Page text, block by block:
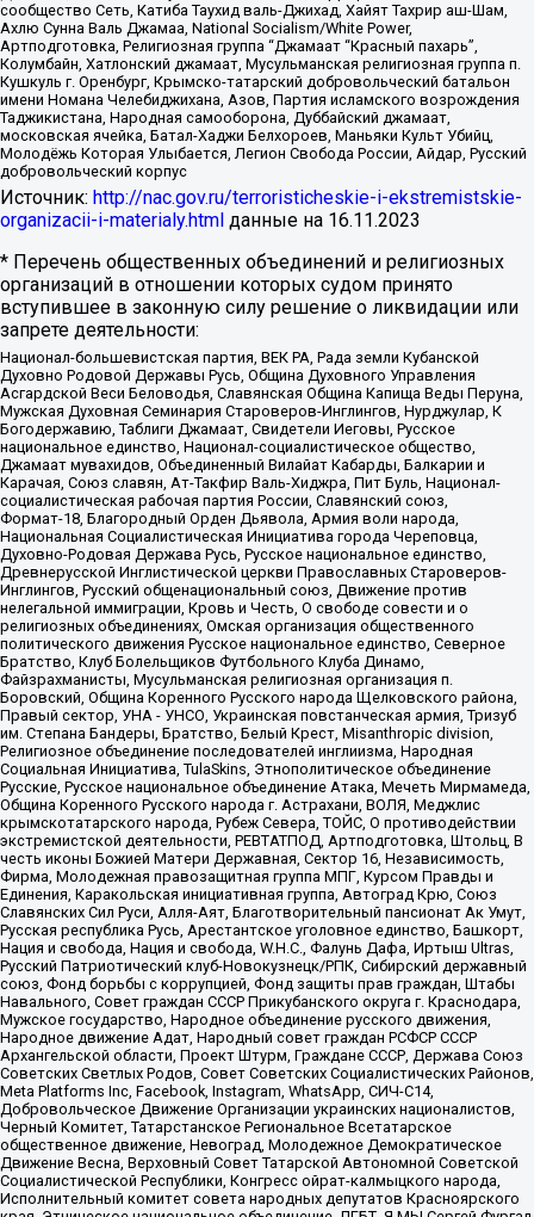
сообщество Сеть, Катиба Таухид валь-Джихад, Хайят Тахрир аш-Шам,
Ахлю Сунна Валь Джамаа, National Socialism/White Power,
Артподготовка, Религиозная группа “Джамаат “Красный пахарь”,
Колумбайн, Хатлонский джамаат, Мусульманская религиозная группа п.
Кушкуль г. Оренбург, Крымско-татарский добровольческий батальон
имени Номана Челебиджихана, Азов, Партия исламского возрождения
Таджикистана, Народная самооборона, Дуббайский джамаат,
московская ячейка, Батал-Хаджи Белхороев, Маньяки Культ Убийц,
Молодёжь Которая Улыбается, Легион Свобода России, Айдар, Русский
добровольческий корпус
Источник: http://nac.gov.ru/terroristicheskie-i-ekstremistskie-
organizacii-i-materialy.html данные на 16.11.2023
* Перечень общественных объединений и религиозных
организаций в отношении которых судом принято
вступившее в законную силу решение о ликвидации или
запрете деятельности:
Национал-большевистская партия, ВЕК РА, Рада земли Кубанской
Духовно Родовой Державы Русь, Община Духовного Управления
Асгардской Веси Беловодья, Славянская Община Капища Веды Перуна,
Мужская Духовная Семинария Староверов-Инглингов, Нурджулар, К
Богодержавию, Таблиги Джамаат, Свидетели Иеговы, Русское
национальное единство, Национал-социалистическое общество,
Джамаат мувахидов, Объединенный Вилайат Кабарды, Балкарии и
Карачая, Союз славян, Ат-Такфир Валь-Хиджра, Пит Буль, Национал-
социалистическая рабочая партия России, Славянский союз,
Формат-18, Благородный Орден Дьявола, Армия воли народа,
Национальная Социалистическая Инициатива города Череповца,
Духовно-Родовая Держава Русь, Русское национальное единство,
Древнерусской Инглистической церкви Православных Староверов-
Инглингов, Русский общенациональный союз, Движение против
нелегальной иммиграции, Кровь и Честь, О свободе совести и о
религиозных объединениях, Омская организация общественного
политического движения Русское национальное единство, Северное
Братство, Клуб Болельщиков Футбольного Клуба Динамо,
Файзрахманисты, Мусульманская религиозная организация п.
Боровский, Община Коренного Русского народа Щелковского района,
Правый сектор, УНА - УНСО, Украинская повстанческая армия, Тризуб
им. Степана Бандеры, Братство, Белый Крест, Misanthropic division,
Религиозное объединение последователей инглиизма, Народная
Социальная Инициатива, TulaSkins, Этнополитическое объединение
Русские, Русское национальное объединение Атака, Мечеть Мирмамеда,
Община Коренного Русского народа г. Астрахани, ВОЛЯ, Меджлис
крымскотатарского народа, Рубеж Севера, ТОЙС, О противодействии
экстремистской деятельности, РЕВТАТПОД, Артподготовка, Штольц, В
честь иконы Божией Матери Державная, Сектор 16, Независимость,
Фирма, Молодежная правозащитная группа МПГ, Курсом Правды и
Единения, Каракольская инициативная группа, Автоград Крю, Союз
Славянских Сил Руси, Алля-Аят, Благотворительный пансионат Ак Умут,
Русская республика Русь, Арестантское уголовное единство, Башкорт,
Нация и свобода, Нация и свобода, W.H.С., Фалунь Дафа, Иртыш Ultras,
Русский Патриотический клуб-Новокузнецк/РПК, Сибирский державный
союз, Фонд борьбы с коррупцией, Фонд защиты прав граждан, Штабы
Навального, Совет граждан СССР Прикубанского округа г. Краснодара,
Мужское государство, Народное объединение русского движения,
Народное движение Адат, Народный совет граждан РСФСР СССР
Архангельской области, Проект Штурм, Граждане СССР, Держава Союз
Советских Светлых Родов, Совет Советских Социалистических Районов,
Meta Platforms Inc, Facebook, Instagram, WhatsApp, СИЧ-С14,
Добровольческое Движение Организации украинских националистов,
Черный Комитет, Татарстанское Региональное Всетатарское
общественное движение, Невоград, Молодежное Демократическое
Движение Весна, Верховный Совет Татарской Автономной Советской
Социалистической Республики, Конгресс ойрат-калмыцкого народа,
Исполнительный комитет совета народных депутатов Красноярского